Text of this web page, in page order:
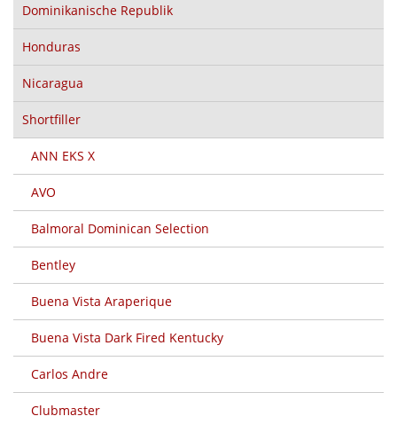
Dominikanische Republik
Honduras
Nicaragua
Shortfiller
ANN EKS X
AVO
Balmoral Dominican Selection
Bentley
Buena Vista Araperique
Buena Vista Dark Fired Kentucky
Carlos Andre
Clubmaster